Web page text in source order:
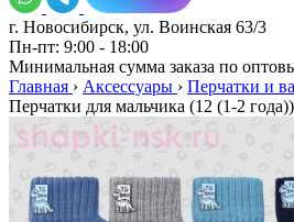
г. Новосибирск, ул. Воинская 63/3
Пн-пт: 9:00 - 18:00
Минимальная сумма заказа по
Главная › Аксессуары › Перчатки и
Перчатки для мальчика (12 (1-2 года))